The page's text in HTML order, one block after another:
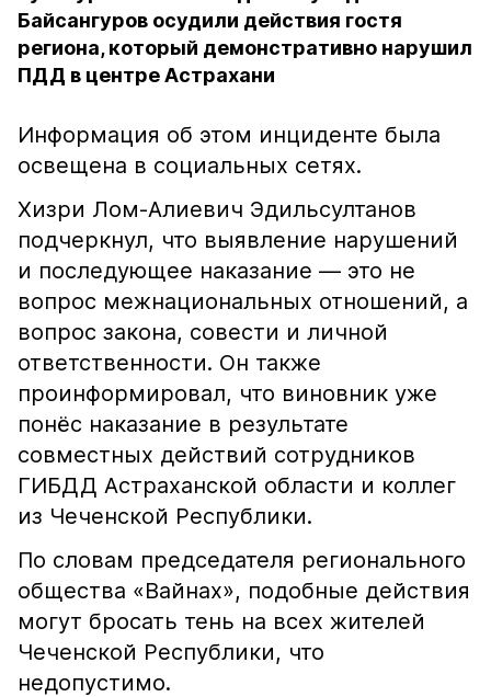
Байсангуров осудили действия гостя
региона, который демонстративно нарушил
ПДД в центре Астрахани
Информация об этом инциденте была
освещена в социальных сетях.
Хизри Лом-Алиевич Эдильсултанов
подчеркнул, что выявление нарушений
и последующее наказание — это не
вопрос межнациональных отношений, а
вопрос закона, совести и личной
ответственности. Он также
проинформировал, что виновник уже
понёс наказание в результате
совместных действий сотрудников
ГИБДД Астраханской области и коллег
из Чеченской Республики.
По словам председателя регионального
общества «Вайнах», подобные действия
могут бросать тень на всех жителей
Чеченской Республики, что
недопустимо.